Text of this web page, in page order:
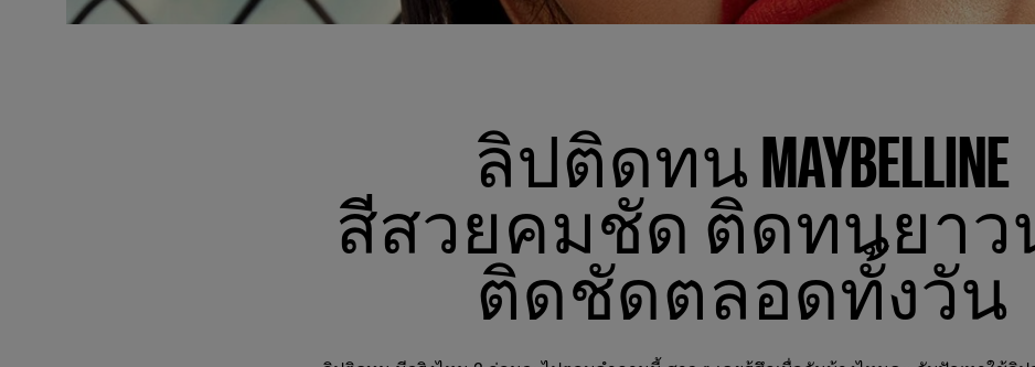
ลิปติดทน MAYBELLINE
สีสวยคมชัด ติดทนยา
ติดชัดตลอดทั้งวัน